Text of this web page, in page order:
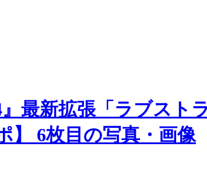
最新拡張「ラブスト